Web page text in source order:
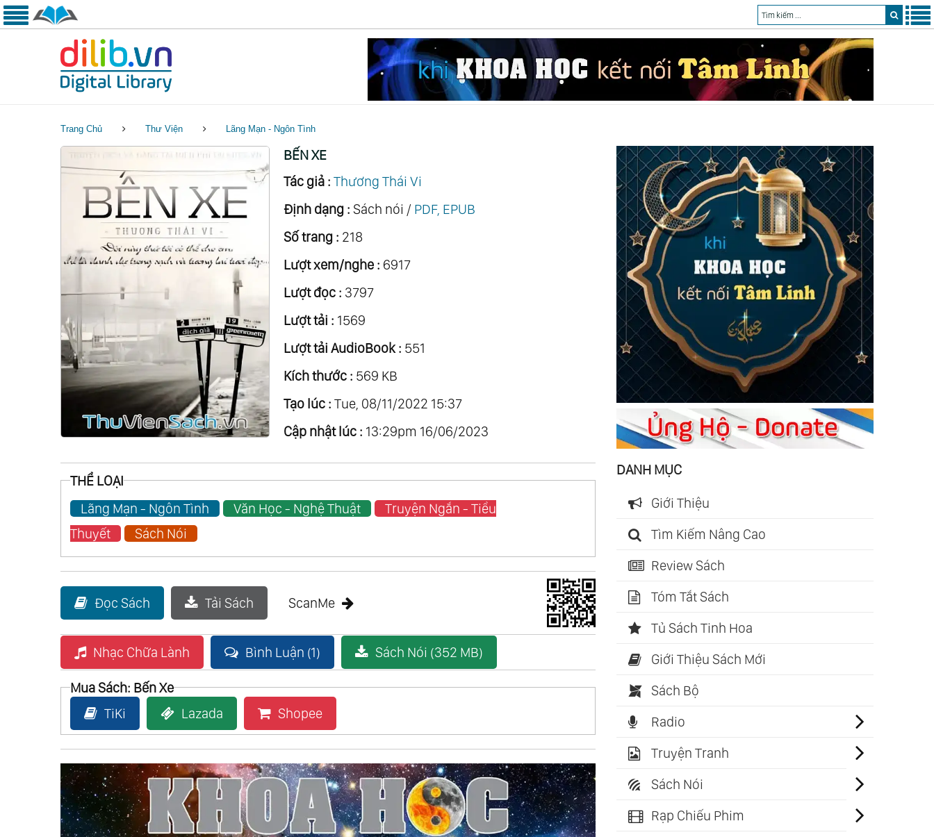
Trang Chủ Thư Viện Lãng Mạn - Ngôn Tình
BẾN XE
Tác giả : Thương Thái Vi
Định dạng : Sách nói / PDF, EPUB
Số trang : 218
Lượt xem/nghe : 6917
Lượt đọc : 3797
Lượt tải : 1569
Lượt tải AudioBook : 551
Kích thước : 569 KB
Tạo lúc : Tue, 08/11/2022 15:37
Cập nhật lúc : 13:29pm 16/06/2023
THỂ LOẠI
Lãng Mạn - Ngôn Tình
Văn Học - Nghệ Thuật
Truyện Ngắn - Tiểu
Thuyết
Sách Nói
Đọc Sách Tải Sách ScanMe
Nhạc Chữa Lành Bình Luận (1) Sách Nói (352 MB)
Mua Sách: Bến Xe
TiKi
Lazada Shopee
DANH MỤC
Giới Thiệu
Tìm Kiếm Nâng Cao
Review Sách
Tóm Tắt Sách
Tủ Sách Tinh Hoa
Giới Thiệu Sách Mới
Sách Bộ
Radio
Truyện Tranh
Sách Nói
Rạp Chiếu Phim